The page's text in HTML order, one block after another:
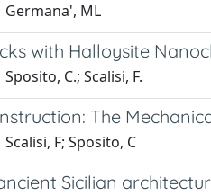
Germana', ML
with Halloysite
C.; Scalisi, F.
The
F; Sposito, C
Sicilian